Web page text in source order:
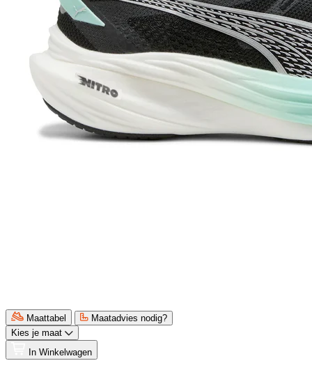
Maattabel
Maatadvies nodig?
Kies je maat
In Winkelwagen